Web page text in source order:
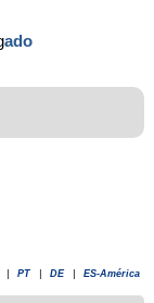
ado
PT DE ES-América